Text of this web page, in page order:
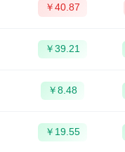
￥40.87
￥39.21
￥8.48
￥19.55